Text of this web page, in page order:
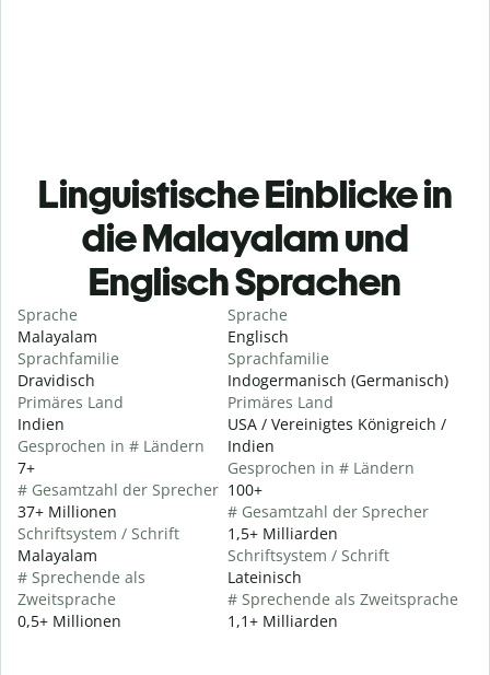
Linguistische Einblicke in
die Malayalam und
Englisch Sprachen
Sprache
Malayalam
Sprachfamilie
Dravidisch
Primäres Land
Indien
Gesprochen in # Ländern
7+
# Gesamtzahl der Sprecher
37+ Millionen
Schriftsystem / Schrift
Malayalam
# Sprechende als
Zweitsprache
0,5+ Millionen
Sprache
Englisch
Sprachfamilie
Indogermanisch (Germanisch)
Primäres Land
USA / Vereinigtes Königreich /
Indien
Gesprochen in # Ländern
100+
# Gesamtzahl der Sprecher
1,5+ Milliarden
Schriftsystem / Schrift
Lateinisch
# Sprechende als Zweitsprache
1,1+ Milliarden